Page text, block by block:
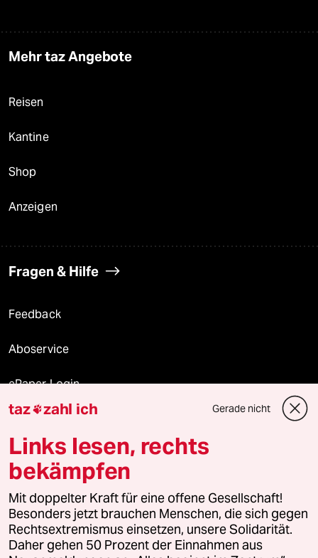
Mehr taz Angebote
Reisen
Kantine
Shop
Anzeigen
Fragen & Hilfe
Feedback
Aboservice
ePaper Login
Downloads für Abonnierende
© 2026 taz Verlags und Vertriebs GmbH
Alle Rechte vorbehalten. Bei rechtlichen Fragen oder für Genehmigungen
wenden Sie sich bitte an
lizenzen@taz.de
Feedback Redaktionsstatut Kommune-Richtlinien
taz zahl ich Gerade nicht
Links lesen, rechts
bekämpfen
Mit doppelter Kraft für eine offene Gesellschaft!
Besonders jetzt brauchen Menschen, die sich gegen
Rechtsextremismus einsetzen, unsere Solidarität.
Daher gehen 50 Prozent der Einnahmen aus